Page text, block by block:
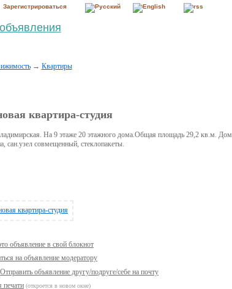
Зарегистрироваться
→ Квартиры
квартира-студия
На 9 этаже 20 этажного дома.Общая площадь 29,2 кв.м. Дом
сан.узел совмещенный, стеклопакеты.
объявление в свой блокнот
на объявление модератору
Отправить объявление другу/подруге/себе на почту
печати (откроется в новом окне)